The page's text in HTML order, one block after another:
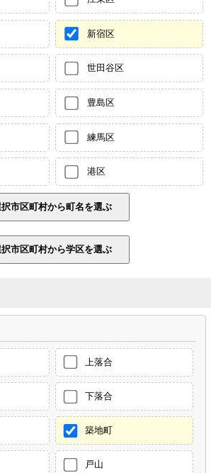
新宿区
世田谷区
豊島区
練馬区
港区
上落合
下落合
築地町
戸山